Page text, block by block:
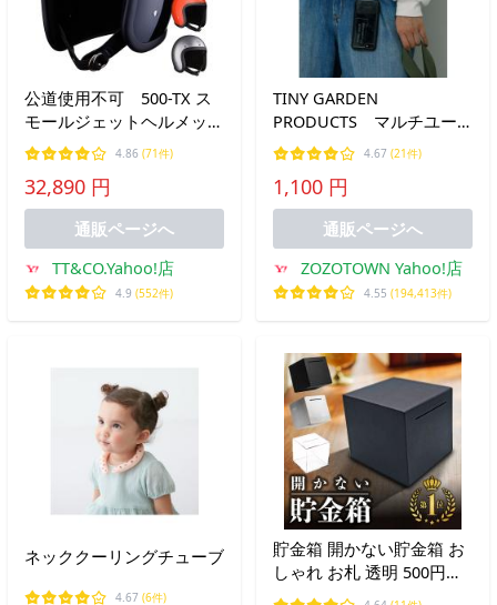
公道使用不可 500-TX ス
モールジェットヘルメット
スタンダード
XS,S/M,L/XL,XXL
TT&amp;CO.
4.86 (71件)
32,890 円
通販ページへ
TT&CO.Yahoo!店
4.9 (552件)
TINY GARDEN
PRODUCTS マルチユー
スキーホルダー
4.67 (21件)
1,100 円
通販ページへ
ZOZOTOWN Yahoo!店
4.55 (194,413件)
ネッククーリングチューブ
4.67 (6件)
貯金箱 開かない貯金箱 お
しゃれ お札 透明 500円玉
折らない 正方形 北欧 ブラ